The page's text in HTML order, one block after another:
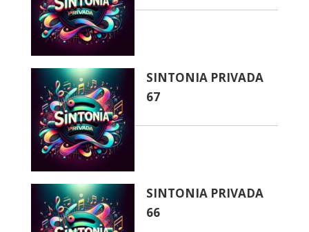
SINTONIA PRIVADA
67
SINTONIA PRIVADA
66